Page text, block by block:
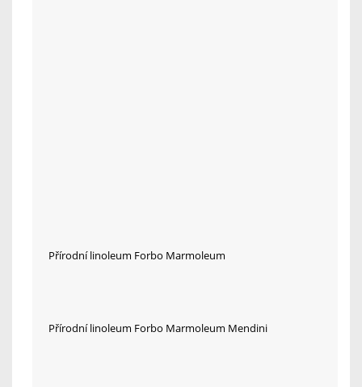
Přírodní linoleum Forbo Marmoleum
Přírodní linoleum Forbo Marmoleum Mendini